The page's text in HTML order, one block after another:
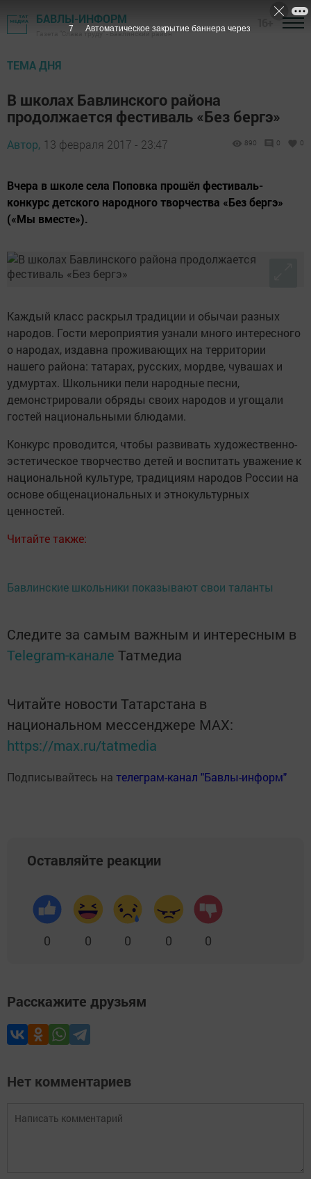
БАВЛЫ-ИНФОРМ
Газета "Слава труду" - Бавлинский район
ТЕМА ДНЯ
В школах Бавлинского района
продолжается фестиваль «Без бергэ»
Автор, 13 февраля 2017 - 23:47 890 0 0
Вчера в школе села Поповка прошёл фестиваль-
конкурс детского народного творчества «Без бергэ»
(«Мы вместе»).
Каждый класс раскрыл традиции и обычаи разных
народов. Гости мероприятия узнали много интересного
о народах, издавна проживающих на территории
нашего района: татарах, русских, мордве, чувашах и
удмуртах. Школьники пели народные песни,
демонстрировали обряды своих народов и угощали
гостей национальными блюдами.
Конкурс проводится, чтобы развивать художественно-
эстетическое творчество детей и воспитать уважение к
национальной культуре, традициям народов России на
основе общенациональных и этнокультурных
ценностей.
Читайте также:
Бавлинские школьники показывают свои таланты
Следите за самым важным и интересным в
Telegram-канале Татмедиа
Читайте новости Татарстана в
национальном мессенджере MАХ:
https://max.ru/tatmedia
Подписывайтесь на телеграм-канал "Бавлы-информ"
Оставляйте реакции
0 0 0 0 0
Расскажите друзьям
Нет комментариев
6 Автоматическое закрытие баннера через